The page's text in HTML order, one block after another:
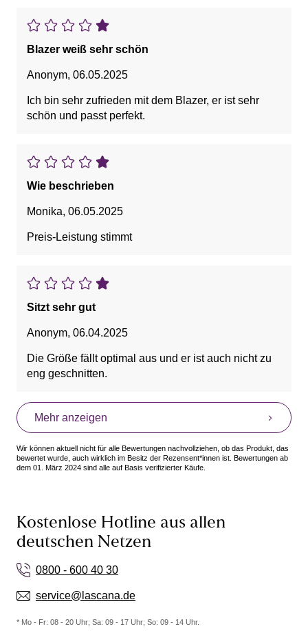
Blazer weiß sehr schön
Anonym, 06.05.2025
Ich bin sehr zufrieden mit dem Blazer, er ist sehr
schön und passt perfekt.
Wie beschrieben
Monika, 06.05.2025
Preis-Leistung stimmt
Sitzt sehr gut
Anonym, 06.04.2025
Die Größe fällt optimal aus und er ist auch nicht zu
eng geschnitten.
Mehr anzeigen
Wir können aktuell nicht für alle Bewertungen nachvollziehen, ob das Produkt, das
bewertet wurde, auch wirklich im Besitz der Rezensent*innen ist. Bewertungen ab
dem 01. März 2024 sind alle auf Basis verifizierter Käufe.
Kostenlose Hotline aus allen
deutschen Netzen
0800 - 600 40 30
service@lascana.de
* Mo - Fr: 08 - 20 Uhr; Sa: 09 - 17 Uhr; So: 09 - 14 Uhr.